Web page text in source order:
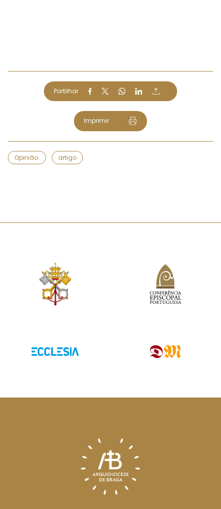
Partilhar
Imprimir
Opinião artigo